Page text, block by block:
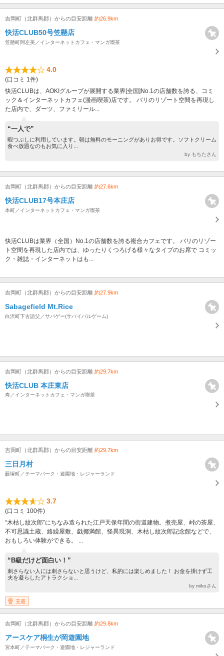
吉岡町（北群馬郡）からの目安距離 約26.9km
快活CLUB50号笠懸店
笠懸町阿左美／インターネットカフェ・マンガ喫茶
4.0
(口コミ 1件)
快活CLUBは、AOKIグループが展開する業界[全国]No.1の店舗数を誇る、コミ
ック＆インターネットカフェ(漫画喫茶)店です。 バリのリゾート空間を再現し
た店内で、ダーツ、ファミリール...
“一人で”
暇つぶしに利用しています。朝は無料のモーニングがありお得です。ソフトクリーム
食べ放題なのもお気に入り...
by もちたさん
吉岡町（北群馬郡）からの目安距離 約27.6km
快活CLUB17号本庄店
本町／インターネットカフェ・マンガ喫茶
快活CLUBは業界（全国）No.1の店舗数を誇る複合カフェです。 バリのリゾー
ト空間を再現した店内では、ゆったりくつろげる様々なタイプのお席で コミッ
ク・雑誌・インターネットはも...
吉岡町（北群馬郡）からの目安距離 約27.9km
Sabagefield Mt.Rice
白沢町下古語父／サバゲー(サバイバルゲーム)
吉岡町（北群馬郡）からの目安距離 約29.7km
快活CLUB 本庄東店
寿／インターネットカフェ・マンガ喫茶
吉岡町（北群馬郡）からの目安距離 約29.7km
三日月村
藪塚町／テーマパーク・遊園地・レジャーランド
3.7
(口コミ 100件)
“木枯し紋次郎”にちなみ造られた江戸天保年間の街道建物。煮売屋、峠の茶屋、
不可思議土蔵、絡繰屋敷、戯揶満館、怪異現洞、木枯し紋次郎記念館などで、
おもしろい体験ができる。 ...
“B級だけど面白い！”
刺さらない人には刺さらないと思うけど、私的には楽しめました！ お金を掛けず工
夫を凝らしたアトラクショ...
by mikoさん
王道
吉岡町（北群馬郡）からの目安距離 約29.8km
アースケア桐生が岡遊園地
宮本町／テーマパーク・遊園地・レジャーランド